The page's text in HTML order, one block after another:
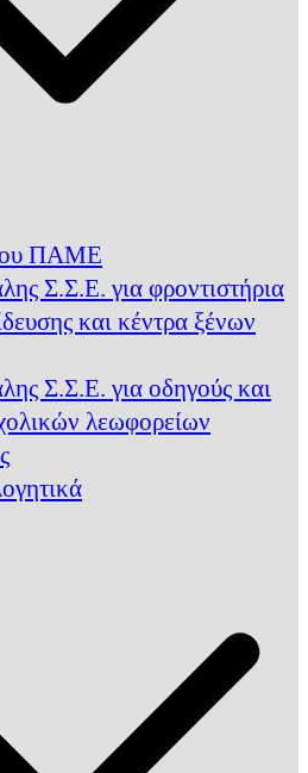
ΠΑΜΕ
Σ.Σ.Ε. για φροντιστήρια
και κέντρα ξένων
Σ.Σ.Ε. για οδηγούς και
λεωφορείων